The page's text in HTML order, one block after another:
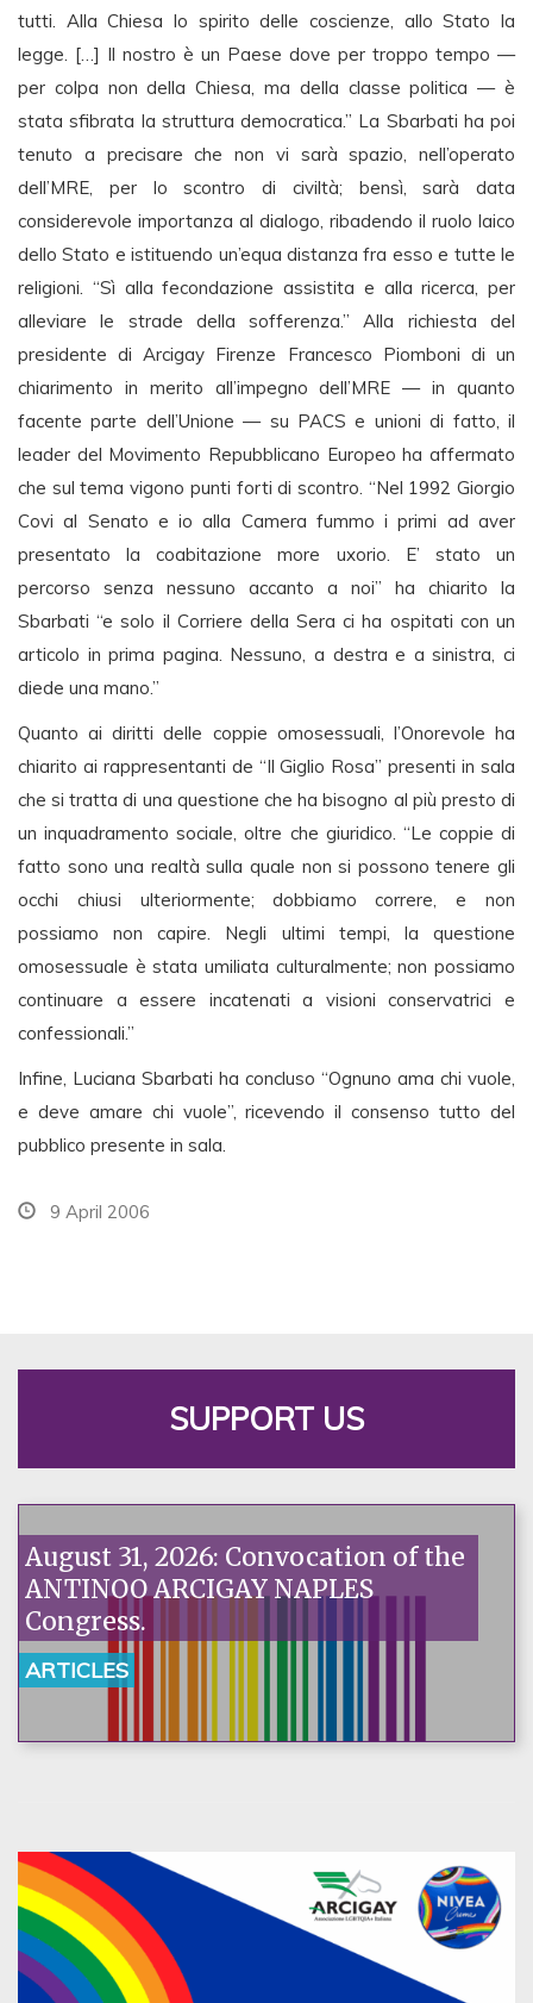
tutti. Alla Chiesa lo spirito delle coscienze, allo Stato la
legge. […] Il nostro è un Paese dove per troppo tempo —
per colpa non della Chiesa, ma della classe politica — è
stata sfibrata la struttura democratica.” La Sbarbati ha poi
tenuto a precisare che non vi sarà spazio, nell’operato
dell’MRE, per lo scontro di civiltà; bensì, sarà data
considerevole importanza al dialogo, ribadendo il ruolo laico
dello Stato e istituendo un’equa distanza fra esso e tutte le
religioni. “Sì alla fecondazione assistita e alla ricerca, per
alleviare le strade della sofferenza.” Alla richiesta del
presidente di Arcigay Firenze Francesco Piomboni di un
chiarimento in merito all’impegno dell’MRE — in quanto
facente parte dell’Unione — su PACS e unioni di fatto, il
leader del Movimento Repubblicano Europeo ha affermato
che sul tema vigono punti forti di scontro. “Nel 1992 Giorgio
Covi al Senato e io alla Camera fummo i primi ad aver
presentato la coabitazione more uxorio. E’ stato un
percorso senza nessuno accanto a noi” ha chiarito la
Sbarbati “e solo il Corriere della Sera ci ha ospitati con un
articolo in prima pagina. Nessuno, a destra e a sinistra, ci
diede una mano.”
Quanto ai diritti delle coppie omosessuali, l’Onorevole ha
chiarito ai rappresentanti de “Il Giglio Rosa” presenti in sala
che si tratta di una questione che ha bisogno al più presto di
un inquadramento sociale, oltre che giuridico. “Le coppie di
fatto sono una realtà sulla quale non si possono tenere gli
occhi chiusi ulteriormente; dobbiamo correre, e non
possiamo non capire. Negli ultimi tempi, la questione
omosessuale è stata umiliata culturalmente; non possiamo
continuare a essere incatenati a visioni conservatrici e
confessionali.”
Infine, Luciana Sbarbati ha concluso “Ognuno ama chi vuole,
e deve amare chi vuole”, ricevendo il consenso tutto del
pubblico presente in sala.
9 April 2006
SUPPORT US
August 31, 2026: Convocation of the
ANTINOO ARCIGAY NAPLES
Congress.
ARTICLES